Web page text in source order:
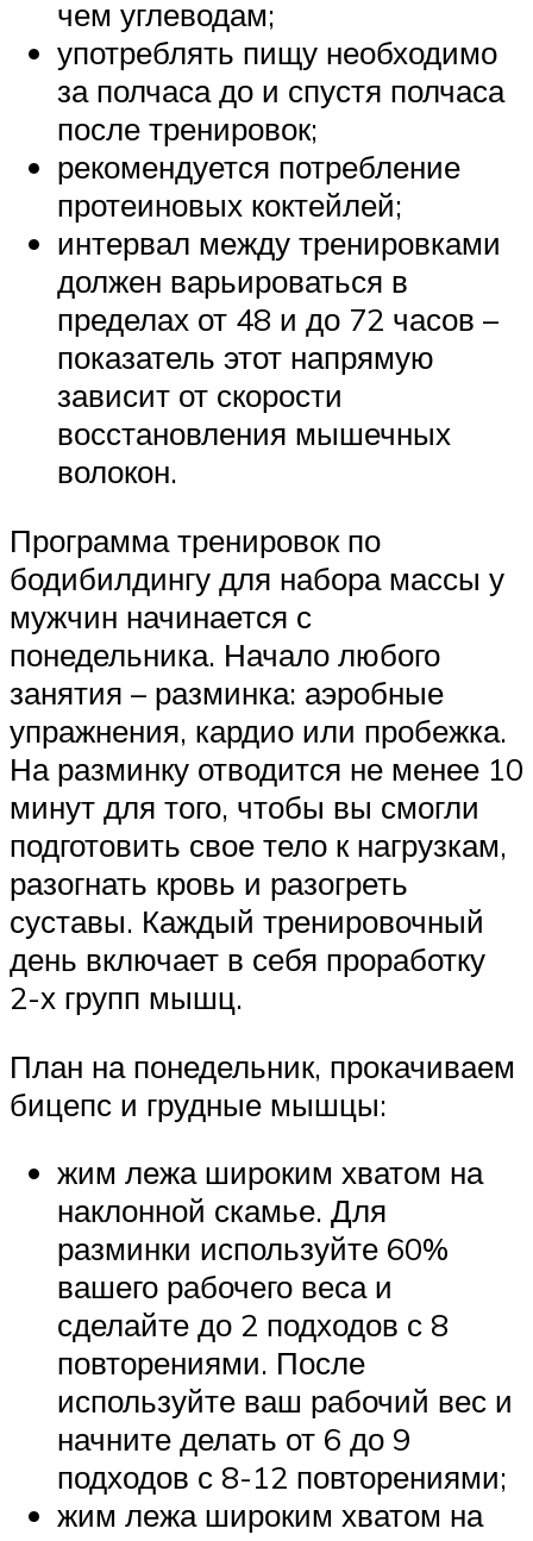
чем углеводам;
употреблять пищу необходимо
за полчаса до и спустя полчаса
после тренировок;
рекомендуется потребление
протеиновых коктейлей;
интервал между тренировками
должен варьироваться в
пределах от 48 и до 72 часов –
показатель этот напрямую
зависит от скорости
восстановления мышечных
волокон.
Программа тренировок по
бодибилдингу для набора массы у
мужчин начинается с
понедельника. Начало любого
занятия – разминка: аэробные
упражнения, кардио или пробежка.
На разминку отводится не менее 10
минут для того, чтобы вы смогли
подготовить свое тело к нагрузкам,
разогнать кровь и разогреть
суставы. Каждый тренировочный
день включает в себя проработку
2-х групп мышц.
План на понедельник, прокачиваем
бицепс и грудные мышцы:
жим лежа широким хватом на
наклонной скамье. Для
разминки используйте 60%
вашего рабочего веса и
сделайте до 2 подходов с 8
повторениями. После
используйте ваш рабочий вес и
начните делать от 6 до 9
подходов с 8-12 повторениями;
жим лежа широким хватом на